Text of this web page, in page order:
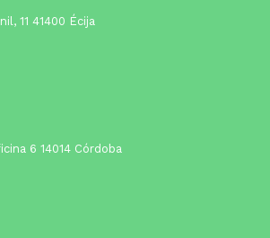
11 41400 Écija
6 14014 Córdoba